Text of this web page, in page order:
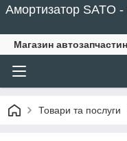
Амортизатор SATO -
Магазин
Товари та послуги